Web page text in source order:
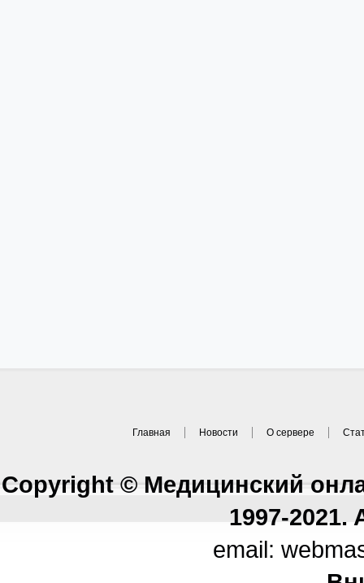
Главная Новости О сервере
Copyright © Медицинский
1997-2021.
email: